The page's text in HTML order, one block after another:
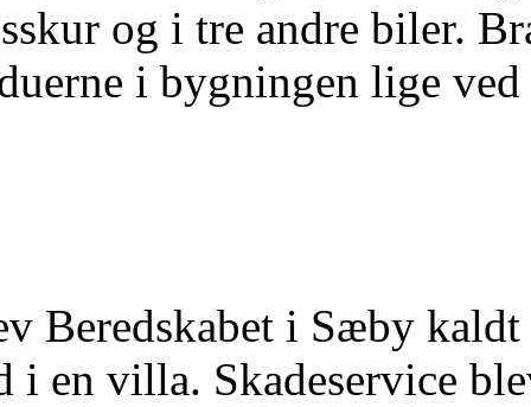
og i tre andre biler.
i bygningen lige ved
Beredskabet i Sæby
i en villa. Skadeservice